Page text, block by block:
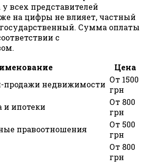
всех представителей
на цифры не влияет, частный
Сумма оплаты
с
Цена
продажи недвижимости От 1500
грн
и ипотеки
От 800
грн
правоотношения
От 500
грн
От 800
грн